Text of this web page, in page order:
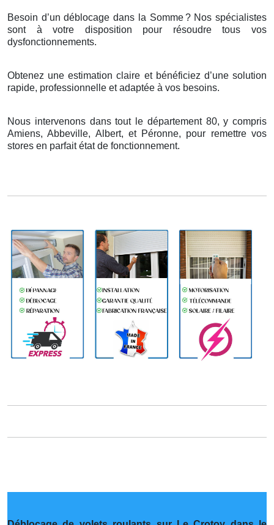
Besoin d’un déblocage dans la Somme ? Nos spécialistes
sont à votre disposition pour résoudre tous vos
dysfonctionnements.
Obtenez une estimation claire et bénéficiez d’une solution
rapide, professionnelle et adaptée à vos besoins.
Nous intervenons dans tout le département 80, y compris
Amiens, Abbeville, Albert, et Péronne, pour remettre vos
stores en parfait état de fonctionnement.